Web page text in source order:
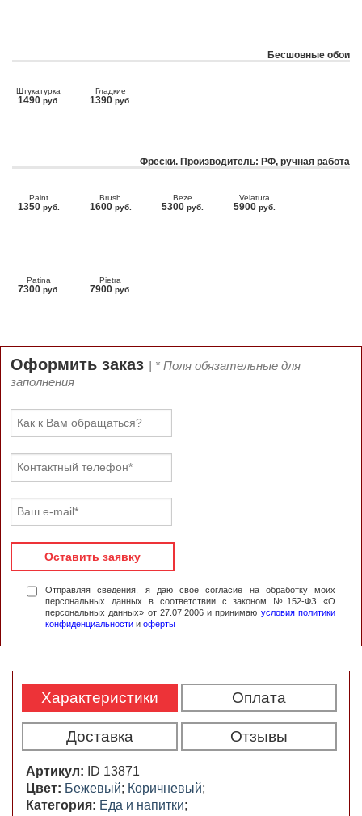
Бесшовные обои
Штукатурка
1490 руб.
Гладкие
1390 руб.
Фрески. Производитель: РФ, ручная работа
Paint
1350 руб.
Brush
1600 руб.
Beze
5300 руб.
Velatura
5900 руб.
Patina
7300 руб.
Pietra
7900 руб.
Оформить заказ | * Поля обязательные для
заполнения
Оставить заявку
Отправляя сведения, я даю свое согласие на обработку моих
персональных данных в соответствии с законом №152-ФЗ «О
персональных данных» от 27.07.2006 и принимаю условия политики
конфиденциальности и оферты
Характеристики Оплата
Доставка Отзывы
Артикул:
ID 13871
Цвет: Бежевый; Коричневый;
Категория: Еда и напитки;